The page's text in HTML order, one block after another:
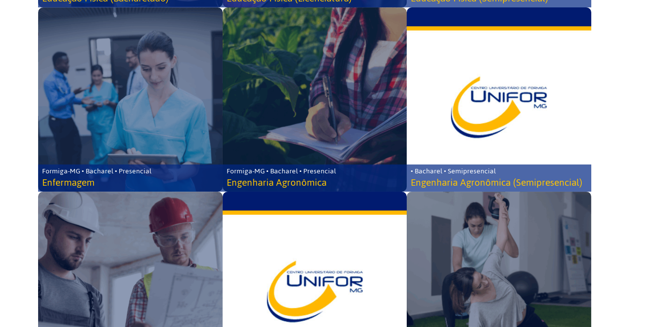
Formiga-MG • Bacharel • Presencial
Enfermagem
Formiga-MG • Bacharel • Presencial
Engenharia Agronômica
• Bacharel • Semipresencial
Engenharia Agronômica (Semipresencial)